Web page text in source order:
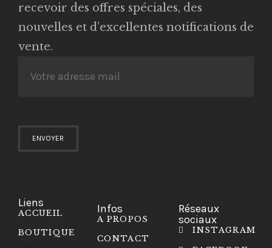
recevoir des offres spéciales, des
nouvelles et d’excellentes notifications de
vente.
Liens
ACCUEIL
BOUTIQUE
Infos
A PROPOS
CONTACT
Réseaux
sociaux
INSTAGRAM